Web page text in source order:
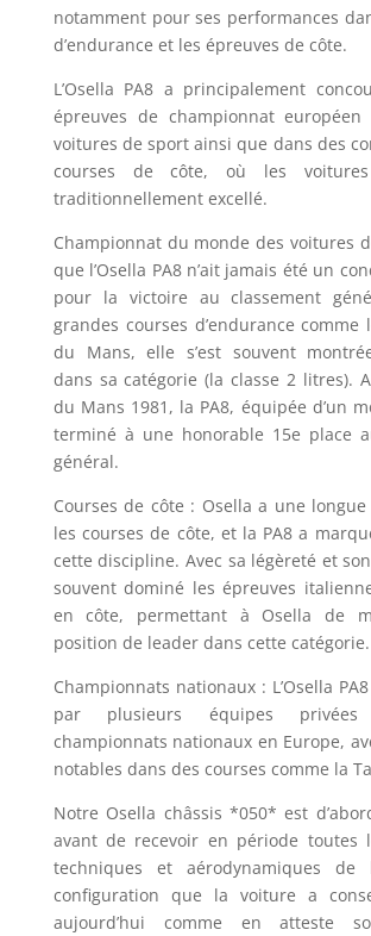
notamment pour ses performances
d’endurance et les épreuves de côte.
L’Osella PA8 a principalement
épreuves de championnat
voitures de sport ainsi que dans des
courses de côte, où les
traditionnellement excellé.
Championnat du monde des voitures
que l’Osella PA8 n’ait jamais été un
pour la victoire au classement
grandes courses d’endurance comme
du Mans, elle s’est souvent
dans sa catégorie (la classe 2 litres).
du Mans 1981, la PA8, équipée d’un
terminé à une honorable 15e place
général.
Courses de côte : Osella a une
les courses de côte, et la PA8 a
cette discipline. Avec sa légèreté et
souvent dominé les épreuves
en côte, permettant à Osella de
position de leader dans cette catégorie.
Championnats nationaux : L’Osella
par plusieurs équipes
championnats nationaux en Europe,
notables dans des courses comme la
Notre Osella châssis *050* est
avant de recevoir en période toutes
techniques et aérodynamiques de
configuration que la voiture a
aujourd’hui comme en atteste